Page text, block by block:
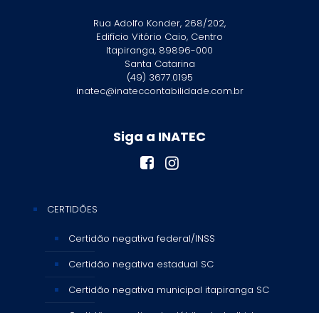
Rua Adolfo Konder, 268/202,
Edifício Vitório Caio, Centro
Itapiranga, 89896-000
Santa Catarina
(49) 3677.0195
inatec@inateccontabilidade.com.br
Siga a INATEC
CERTIDÕES
Certidão negativa federal/INSS
Certidão negativa estadual SC
Certidão negativa municipal itapiranga SC